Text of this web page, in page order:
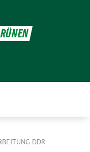
DDR